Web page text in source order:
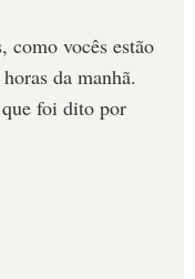
como vocês estão
da manhã.
que foi dito por